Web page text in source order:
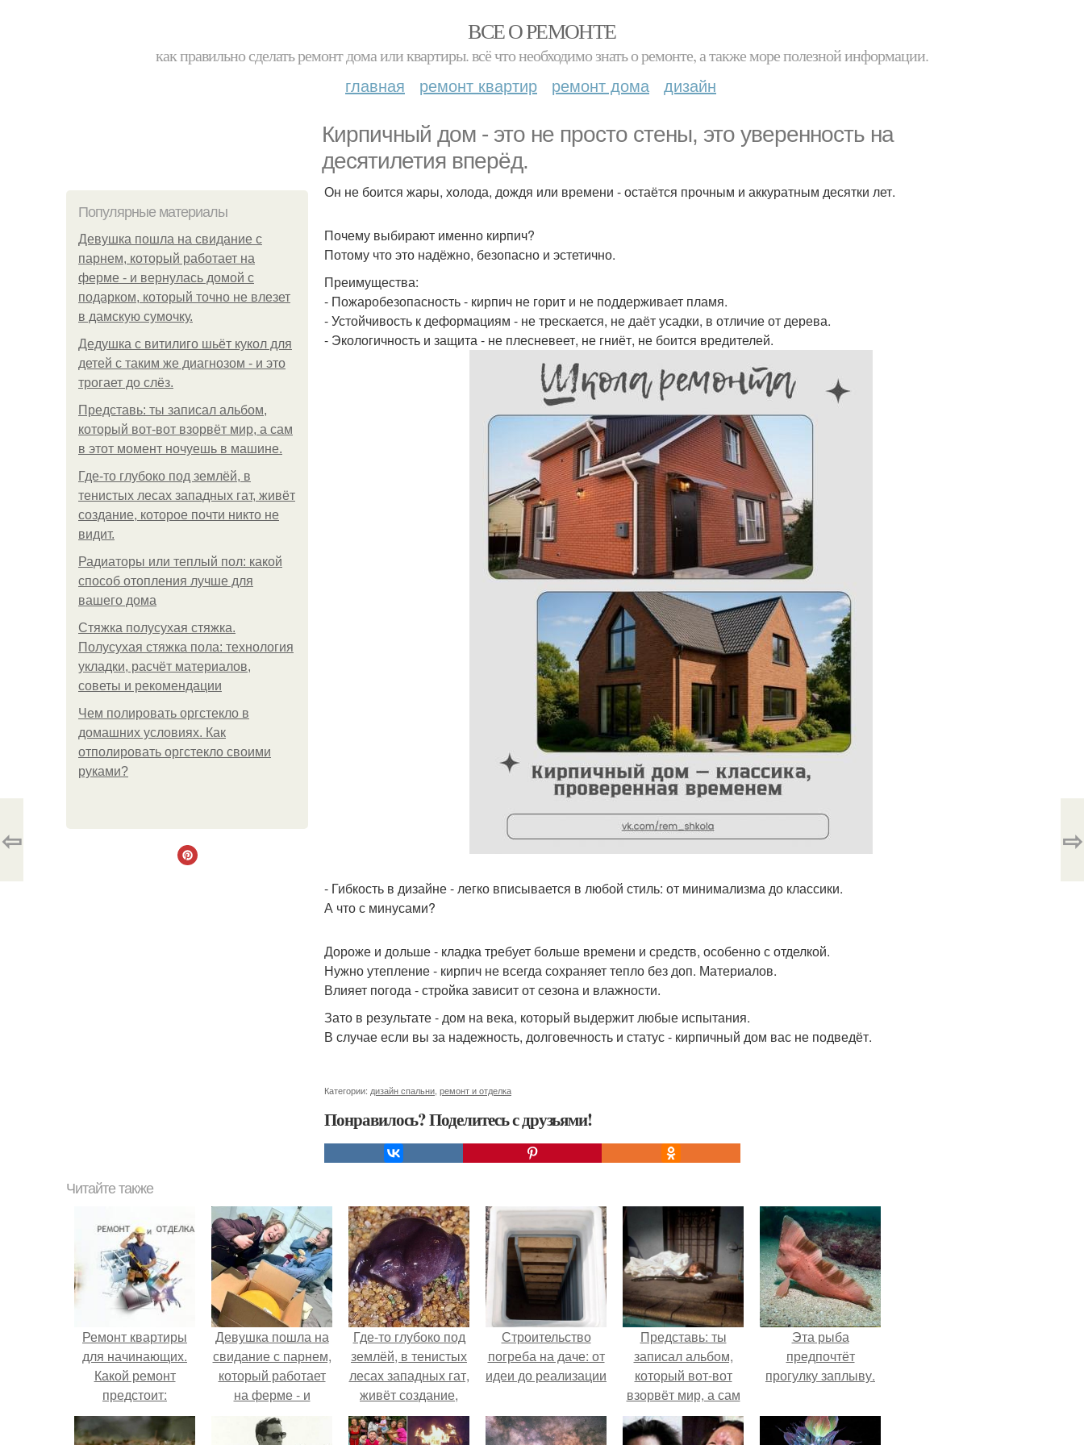
ВСЕ О РЕМОНТЕ
как правильно сделать ремонт дома или квартиры. всё что необходимо знать о ремонте, а также море полезной информации.
главная ремонт квартир ремонт дома дизайн
Кирпичный дом - это не просто стены, это уверенность на
десятилетия вперёд.
Популярные материалы
Девушка пошла на свидание с
парнем, который работает на
ферме - и вернулась домой с
подарком, который точно не влезет
в дамскую сумочку.
Дедушка с витилиго шьёт кукол для
детей с таким же диагнозом - и это
трогает до слёз.
Представь: ты записал альбом,
который вот-вот взорвёт мир, а сам
в этот момент ночуешь в машине.
Где-то глубоко под землёй, в
тенистых лесах западных гат, живёт
создание, которое почти никто не
видит.
Радиаторы или теплый пол: какой
способ отопления лучше для
вашего дома
Стяжка полусухая стяжка.
Полусухая стяжка пола: технология
укладки, расчёт материалов,
советы и рекомендации
Чем полировать оргстекло в
домашних условиях. Как
отполировать оргстекло своими
руками?
Он не боится жары, холода, дождя или времени - остаётся прочным и аккуратным десятки лет.
Почему выбирают именно кирпич?
Потому что это надёжно, безопасно и эстетично.
Преимущества:
- Пожаробезопасность - кирпич не горит и не поддерживает пламя.
- Устойчивость к деформациям - не трескается, не даёт усадки, в отличие от дерева.
- Экологичность и защита - не плесневеет, не гниёт, не боится вредителей.
- Гибкость в дизайне - легко вписывается в любой стиль: от минимализма до классики.
А что с минусами?
Дороже и дольше - кладка требует больше времени и средств, особенно с отделкой.
Нужно утепление - кирпич не всегда сохраняет тепло без доп. Материалов.
Влияет погода - стройка зависит от сезона и влажности.
Зато в результате - дом на века, который выдержит любые испытания.
В случае если вы за надежность, долговечность и статус - кирпичный дом вас не подведёт.
Категории: дизайн спальни ремонт и отделка
Понравилось? Поделитесь с друзьями!
⇦ ⇨
Читайте также
Ремонт квартиры
для начинающих.
Какой ремонт
предстоит:
косметический или
капитальный
Девушка пошла на
свидание с парнем,
который работает
на ферме - и
вернулась домой с
подарком, который
Где-то глубоко под
землёй, в тенистых
лесах западных гат,
живёт создание,
которое почти никто
не видит.
Строительство
погреба на даче: от
идеи до реализации
Представь: ты
записал альбом,
который вот-вот
взорвёт мир, а сам
в этот момент
ночуешь в машине.
Эта рыба
предпочтёт
прогулку заплыву.